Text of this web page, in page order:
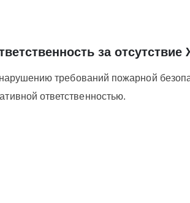
за отсутствие
требований пожарной
ответственностью.